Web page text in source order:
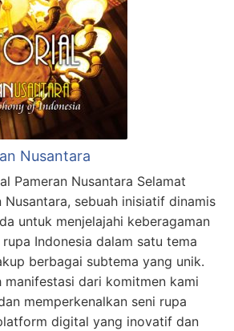
Nusantara
Pameran Nusantara Selamat
sebuah inisiatif dinamis
untuk menjelajahi keberagaman
Indonesia dalam satu tema
berbagai subtema yang unik.
manifestasi dari komitmen kami
memperkenalkan seni rupa
digital yang inovatif dan